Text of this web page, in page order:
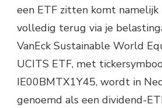
een ETF zitten komt
volledig terug via je
VanEck Sustainable World
UCITS ETF, met
IE00BMTX1Y45, wordt in
genoemd als een dividend-